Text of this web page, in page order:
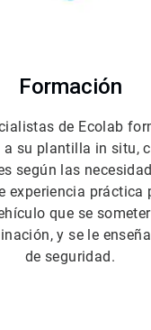
Formación
de Ecolab
su plantilla in situ,
según las
experiencia práctica
que se
y se le
de seguridad.